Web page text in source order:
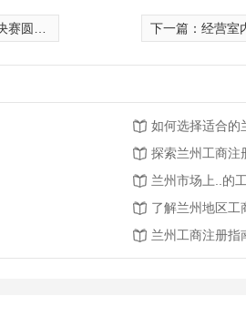
落幕 下一篇： 经营室内
如何选择适合的
探索兰州工商注
兰州市场上..的
了解兰州地区工
兰州工商注册指